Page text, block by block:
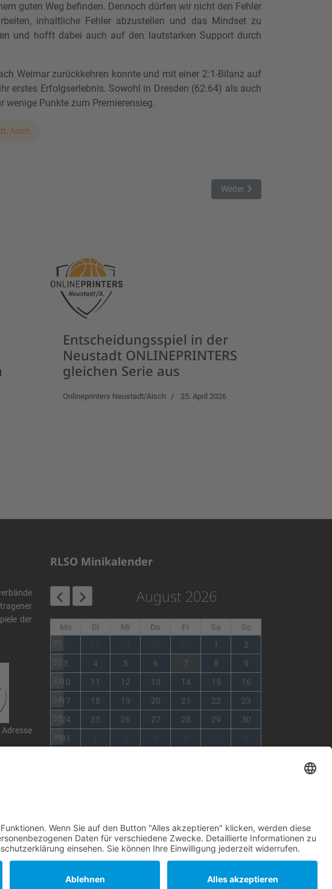
guten Weg befinden. Dennoch dürfen wir nicht den Fehler
inhaltliche Fehler abzustellen und das Mindset zu
und hofft dabei auch auf den lautstarken Support durch
Weimar zurückkehren konnte und mit einer 2:1-Bilanz auf
erstes Erfolgserlebnis. Sowohl in Dresden (62:64) als auch
Punkte zum Premierensieg.
Aisch
Nächster Beitrag:
Weiter
Entscheidungsspiel in der
Neustadt ONLINEPRINTERS
gleichen Serie aus
Onlineprinters Neustadt/Aisch 25. April 2026
der
RLSO Minikalender
August 2026
Mo Di Mi Do Fr Sa
So
31
1
2
32 3 4 5 6 7 8
9
3310 11 12 13 14 15
16
3417 18 19 20 21 22
23
3524 25 26 27 28 29
30
3631